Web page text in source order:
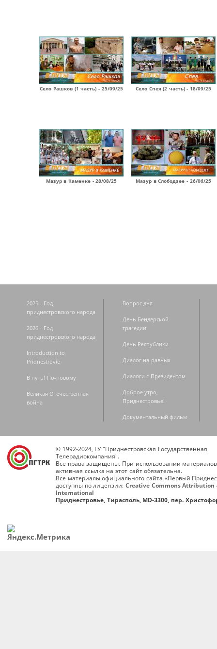
Село Рашков (1 часть) - 25/09/25 Село Спея (2 часть) - 18/09/25
Мазур в Каменке - 28/08/25 Мазур в Слободзее - 26/06/25
2025 - Год
приднестровского народа
2026 - Год
приднестровского народа
Introduction to
Pridnestrovie
В путь! По-новому
Великая Отечественная
война
Вопрос дня
День Бендерской
трагедии
День Республики
Диалог на равных
Диалоги с Президентом
Доброе утро,
Приднестровье!
Документальный фильм
© 1992-2024, ГУ "Приднестровская Государственная
Телерадиокомпания".
Все права защищены. При использовании
активная ссылка на этот сайт обязательна.
Все материалы официального сайта «Первый
доступны по лицензии: Creative Commons Attribution
International
Приднестровье, Тирасполь, MD-3300, пер.